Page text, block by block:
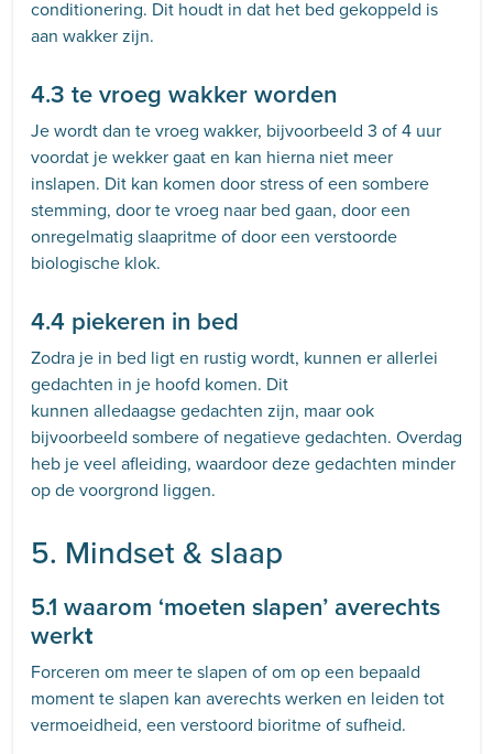
conditionering. Dit houdt in dat het bed gekoppeld is
aan wakker zijn.
4.3 te vroeg wakker worden
Je wordt dan te vroeg wakker, bijvoorbeeld 3 of 4 uur
voordat je wekker gaat en kan hierna niet meer
inslapen. Dit kan komen door stress of een sombere
stemming, door te vroeg naar bed gaan, door een
onregelmatig slaapritme of door een verstoorde
biologische klok.
4.4 piekeren in bed
Zodra je in bed ligt en rustig wordt, kunnen er allerlei
gedachten in je hoofd komen. Dit
kunnen alledaagse gedachten zijn, maar ook
bijvoorbeeld sombere of negatieve gedachten. Overdag
heb je veel afleiding, waardoor deze gedachten minder
op de voorgrond liggen.
5. Mindset & slaap
5.1 waarom ‘moeten slapen’ averechts
werkt
Forceren om meer te slapen of om op een bepaald
moment te slapen kan averechts werken en leiden tot
vermoeidheid, een verstoord bioritme of sufheid.